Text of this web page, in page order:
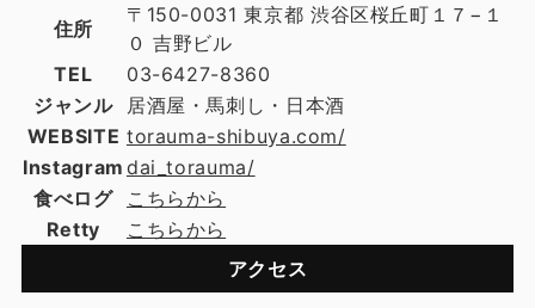
住所
〒150-0031 東京都 渋谷区桜丘町１７−１
０ 吉野ビル
TEL
03-6427-8360
ジャンル
居酒屋・馬刺し・日本酒
WEBSITE torauma-shibuya.com/
Instagram dai_torauma/
食べログ
こちらから
Retty
こちらから
アクセス